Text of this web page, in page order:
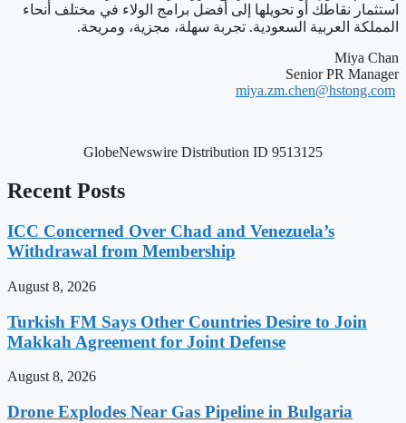
استثمار نقاطك أو تحويلها إلى أفضل برامج الولاء في مختلف أنحاء
المملكة العربية السعودية. تجربة سهلة، مجزية، ومريحة.
Miya Chan
Senior PR Manager
miya.zm.chen@hstong.com
GlobeNewswire Distribution ID 9513125
Recent Posts
ICC Concerned Over Chad and Venezuela’s
Withdrawal from Membership
August 8, 2026
Turkish FM Says Other Countries Desire to Join
Makkah Agreement for Joint Defense
August 8, 2026
Drone Explodes Near Gas Pipeline in Bulgaria